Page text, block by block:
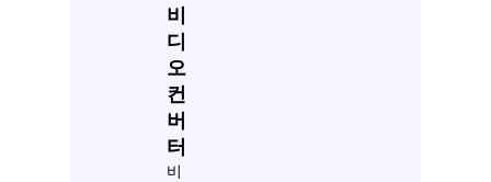
비
디
오
컨
버
터
비